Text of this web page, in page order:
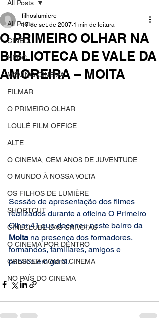
All Posts
CINED
NPDC
MOVING CINEMA
FILMAR
O PRIMEIRO OLHAR
LOULÉ FILM OFFICE
ALTE
O CINEMA, CEM ANOS DE JUVENTUDE
O MUNDO À NOSSA VOLTA
OS FILHOS DE LUMIÈRE
SHORTCUT
CINECLUBE DAS GAIVOTAS
O CINEMA POR DENTRO
CRESCER COM O CINEMA
NO PAÍS DO CINEMA
All Posts
O PRIMEIRO OLHAR NA
BIBLIOTECA DE VALE DA
AMOREIRA – MOITA
filhoslumiere
17 de set. de 2007 1 min de leitura
Sessão de apresentação dos filmes
realizados durante a oficina O Primeiro
Olhar 41 que decorreu neste bairro da
Moita na presença dos formadores,
formandos, familiares, amigos e
público em geral.